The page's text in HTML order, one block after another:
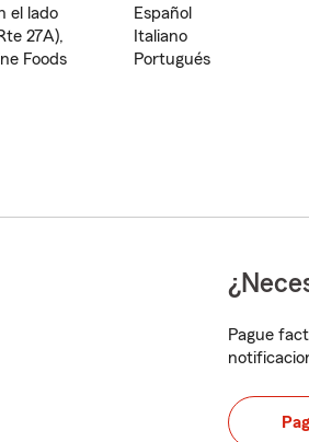
el lado
27A),
Foods
Español
Italiano
Portugués
Pague